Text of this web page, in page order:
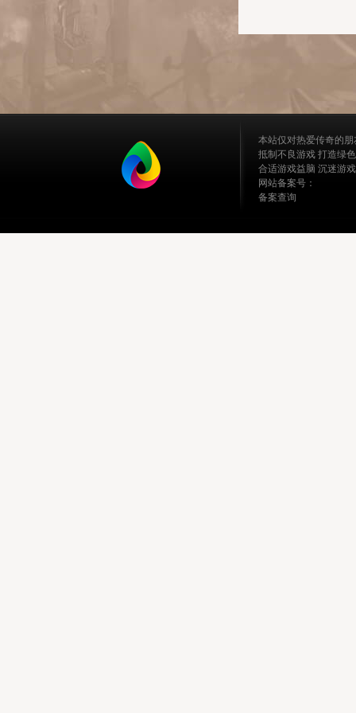
本站仅对热爱传奇的
抵制不良游戏 打造绿
合适游戏益脑 沉迷游
网站备案号：
备案查询